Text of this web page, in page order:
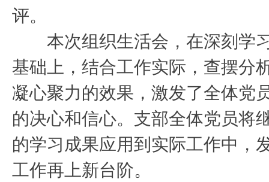
评。
本次组织生活会，在深刻学习
基础上，结合工作实际，查摆分
凝心聚力的效果，激发了全体党
的决心和信心。支部全体党员将
的学习成果应用到实际工作中，
工作再上新台阶。